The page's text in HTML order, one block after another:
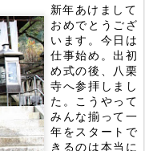
新年あけまして
おめでとうござ
います。今日は
仕事始め。出初
め式の後、八栗
寺へ参拝しまし
た。こうやって
みんな揃って一
年をスタートで
きるのは本当に